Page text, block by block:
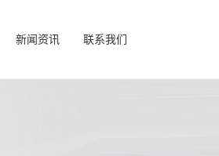
新闻资讯 联系我们